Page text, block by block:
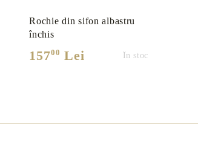
Rochie din sifon albastru
închis
15700 Lei În stoc